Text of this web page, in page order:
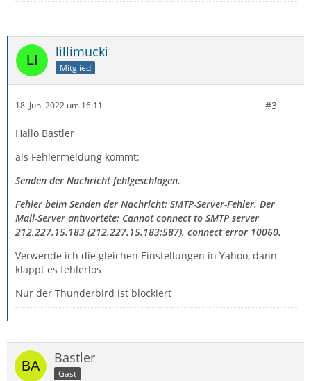
lillimucki
Mitglied
18. Juni 2022 um 16:11 #3
Hallo Bastler
als Fehlermeldung kommt:
Senden der Nachricht fehlgeschlagen.
Fehler beim Senden der Nachricht: SMTP-Server-Fehler. Der
Mail-Server antwortete: Cannot connect to SMTP server
212.227.15.183 (212.227.15.183:587), connect error 10060.
Verwende ich die gleichen Einstellungen in Yahoo, dann
klappt es fehlerlos
Nur der Thunderbird ist blockiert
Bastler
Gast